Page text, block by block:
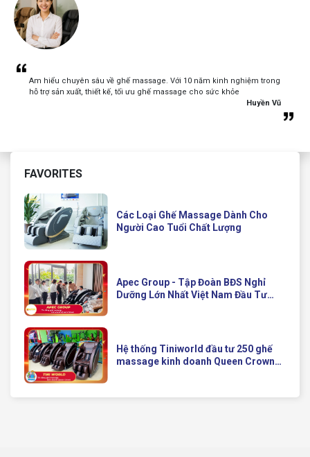
Am hiểu chuyên sâu về ghế massage. Với 10 năm kinh nghiệm trong
hỗ trợ sản xuất, thiết kế, tối ưu ghế massage cho sức khỏe
Huyền Vũ
FAVORITES
Các Loại Ghế Massage Dành Cho
Người Cao Tuổi Chất Lượng
Apec Group - Tập Đoàn BĐS Nghỉ
Dưỡng Lớn Nhất Việt Nam Đầu Tư
Hệ thống Tiniworld đầu tư 250 ghế
massage kinh doanh Queen Crown